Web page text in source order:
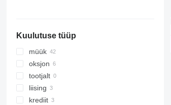
Kuulutuse tüüp
müük
oksjon
tootjalt
liising
krediit